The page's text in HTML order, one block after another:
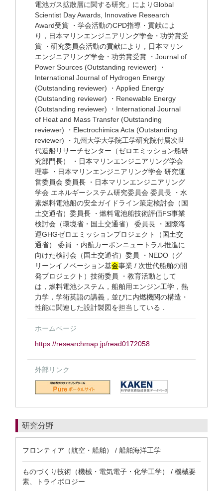
電池ガス拡散層に関する研究」によりGlobal
Scientist Day Awards, Innovative Research
Award受賞 ・学会活動のCPD指導・貢献によ
り，日本マリンエンジニアリング学会・功労賞受
賞 ・研究委員会活動の貢献により，日本マリン
エンジニアリング学会・功労賞受賞 ・Journal of
Power Sources (Outstanding reviewer) ・
International Journal of Hydrogen Energy
(Outstanding reviewer) ・Applied Energy
(Outstanding reviewer) ・Renewable Energy
(Outstanding reviewer) ・International Journal
of Heat and Mass Transfer (Outstanding
reviewer) ・Electrochimica Acta (Outstanding
reviewer) ・九州大学大学院工学研究院付属次世
代造船リサーチセンター（ゼロエミッション船研
究部門長） ・日本マリンエンジニアリング学会
理事 ・日本マリンエンジニアリング学会 研究運
営委員会 委員長 ・日本マリンエンジニアリング
学会 エネルギーシステム研究委員会 委員長 ・水
素燃料電池船の安全ガイドライン策定検討会（国
土交通省）委員長 ・燃料電池船技術評価FS事業
検討会（環境省・国土交通省） 委員長 ・国際海
運GHGゼロエミッションプロジェクト（国土交
通省） 委員 ・内航カーボンニュートラル推進に
向けた検討会（国土交通省）委員 ・NEDO（グ
リーンイノベーション基金事業 / 次世代船舶の開
発プロジェクト）技術委員 ・教育活動として
は，燃料電池システム，船舶用エンジン工学，熱
力学，学術英語の講義，並びに内燃機関の構造・
性能に関連した設計製図を担当している．
ホームページ
https://researchmap.jp/read0172058
外部リンク
研究分野
フロンティア（航空・船舶） / 船舶海洋工学
ものづくり技術（機械・電気電子・化学工学） / 機械要
素、トライボロジー